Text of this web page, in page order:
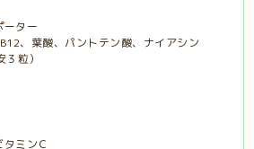
ーター
、葉酸、パントテン酸、ナイアシン
粒）
ミンＣ